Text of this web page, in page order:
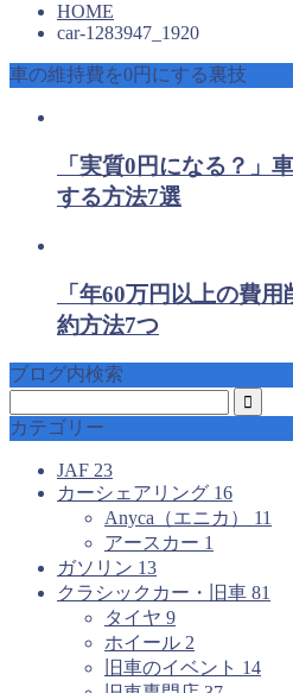
HOME
car-1283947_1920
車の維持費を0円にする裏技
「実質0円になる？」
する方法7選
「年60万円以上の費
約方法7つ
ブログ内検索
カテゴリー
JAF 23
カーシェアリング 16
Anyca（エニカ） 11
アースカー 1
ガソリン 13
クラシックカー・旧車 81
タイヤ 9
ホイール 2
旧車のイベント 14